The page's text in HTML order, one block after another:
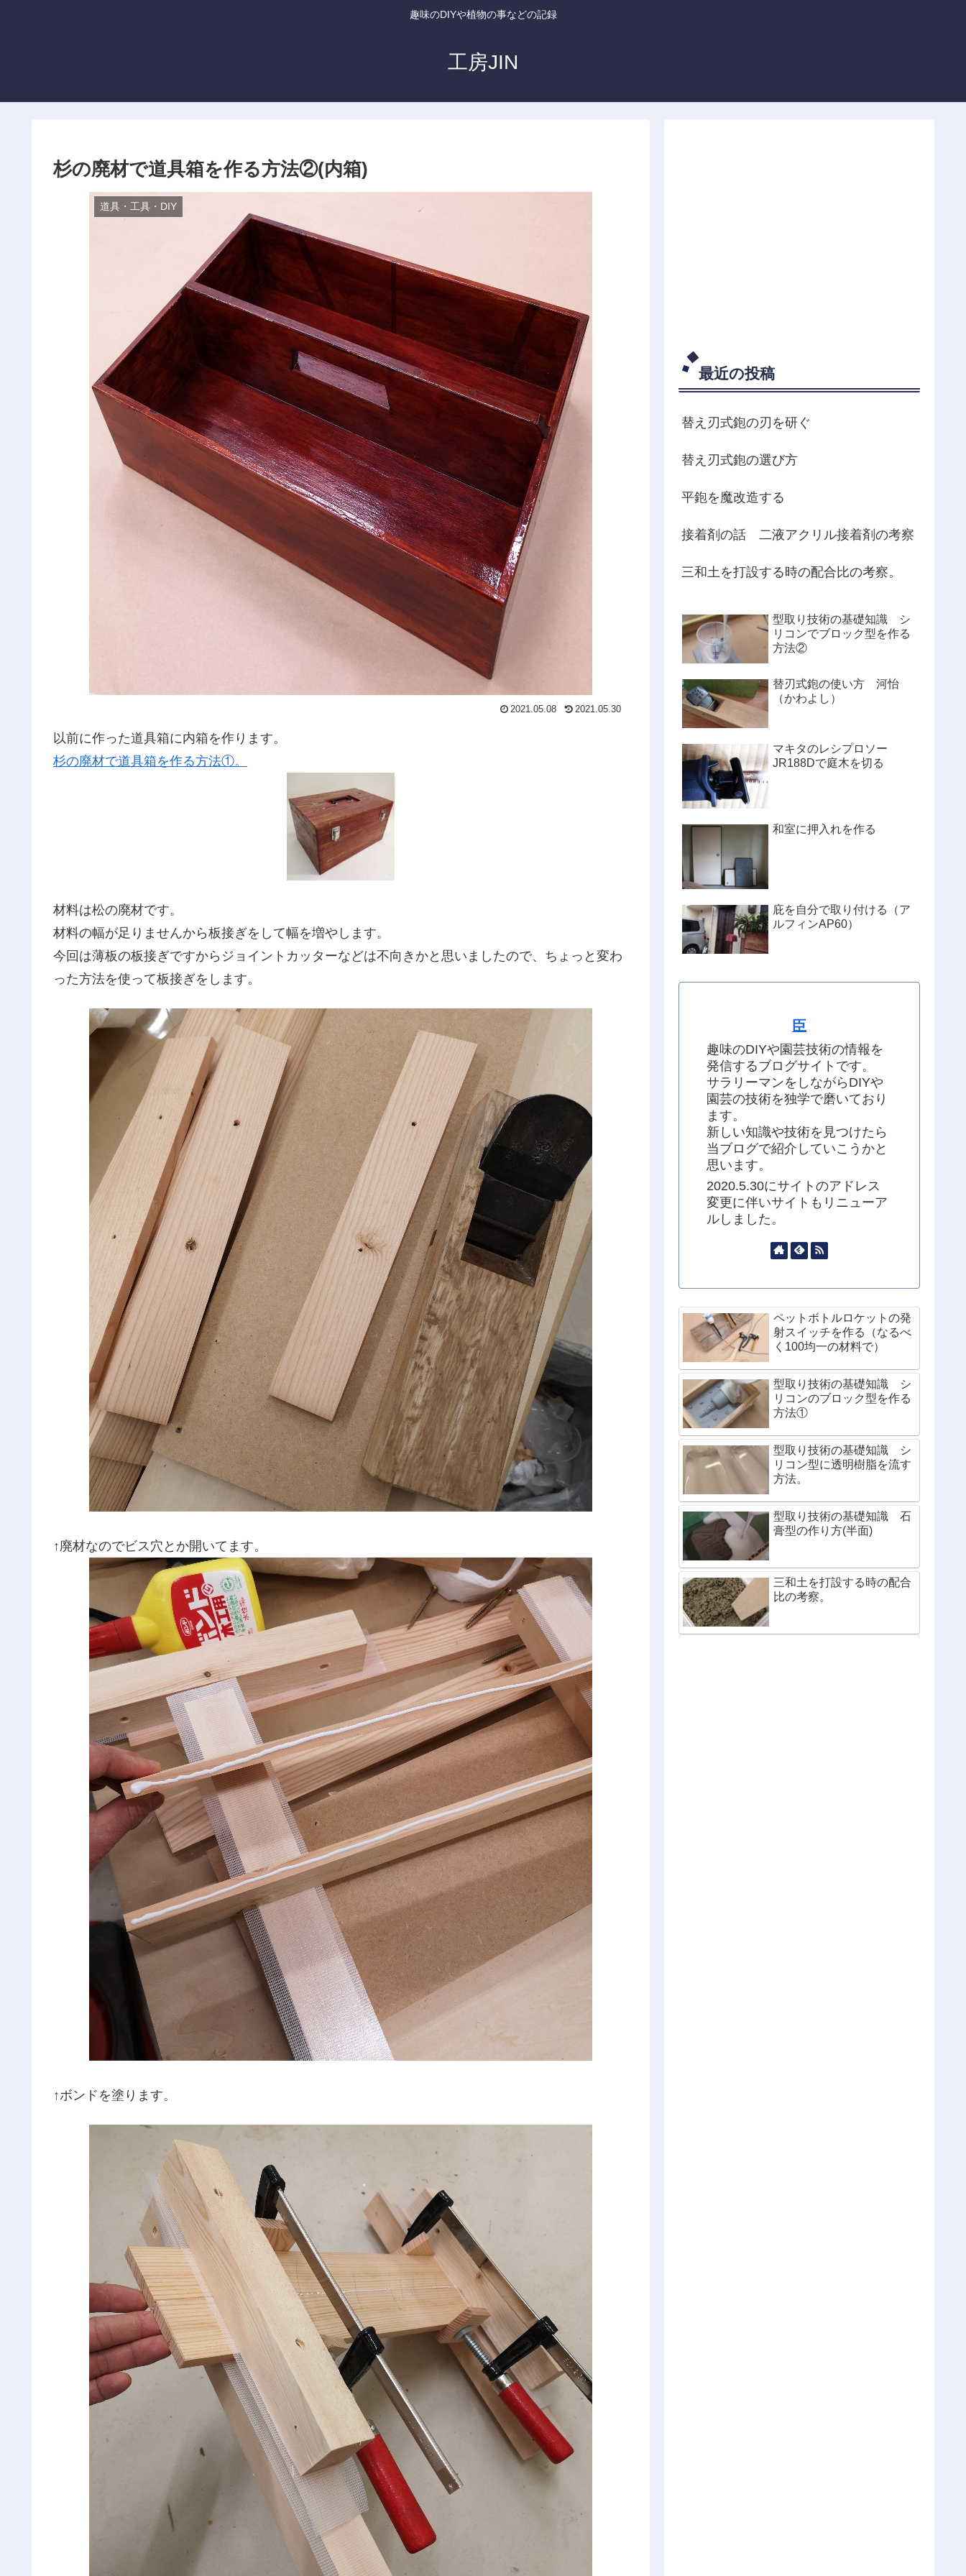
趣味のDIYや植物の事などの記録
工房JIN
杉の廃材で道具箱を作る方法②(内箱)
道具・工具・DIY
2021.05.08 2021.05.30
以前に作った道具箱に内箱を作ります。
杉の廃材で道具箱を作る方法①。
材料は松の廃材です。
材料の幅が足りませんから板接ぎをして幅を増やします。
今回は薄板の板接ぎですからジョイントカッターなどは不向きかと思いましたので、ちょっと変わ
った方法を使って板接ぎをします。
↑廃材なのでビス穴とか開いてます。
↑ボンドを塗ります。
最近の投稿
替え刃式鉋の刃を研ぐ
替え刃式鉋の選び方
平鉋を魔改造する
接着剤の話 二液アクリル接着剤の考察
三和土を打設する時の配合比の考察。
型取り技術の基礎知識 シ
リコンでブロック型を作る
方法②
替刃式鉋の使い方 河怡
（かわよし）
マキタのレシプロソー
JR188Dで庭木を切る
和室に押入れを作る
庇を自分で取り付ける（ア
ルフィンAP60）
臣
趣味のDIYや園芸技術の情報を
発信するブログサイトです。
サラリーマンをしながらDIYや
園芸の技術を独学で磨いており
ます。
新しい知識や技術を見つけたら
当ブログで紹介していこうかと
思います。
2020.5.30にサイトのアドレス
変更に伴いサイトもリニューア
ルしました。
ペットボトルロケットの発
射スイッチを作る（なるべ
く100均一の材料で）
型取り技術の基礎知識 シ
リコンのブロック型を作る
方法①
型取り技術の基礎知識 シ
リコン型に透明樹脂を流す
方法。
型取り技術の基礎知識 石
膏型の作り方(半面)
三和土を打設する時の配合
比の考察。